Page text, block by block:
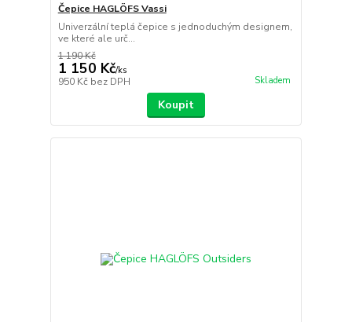
Čepice HAGLÖFS Vassi
Univerzální teplá čepice s jednoduchým designem,
ve které ale urč...
1 190 Kč
1 150 Kč/ks
950 Kč bez DPH Skladem
Koupit